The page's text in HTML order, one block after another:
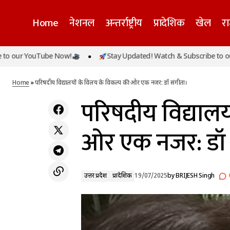
Home नेशनल अन्तर्राष्ट्रीय प्रादेशिक खेल
विकसित भारत के लिए नशा मुक्त युवा: इलाहाबाद
Now! Stay Updated! Watch & Subscribe to our YouTube
Home»परिषदीय विद्यालयों के विलय के विकल्प की ओर एक नजर: डॉ संगीता।
परिषदीय
ओर एक नजर: डॉ
उत्तर प्रदेश प्रादेशिक 19/07/2025byBRIJESH Singh